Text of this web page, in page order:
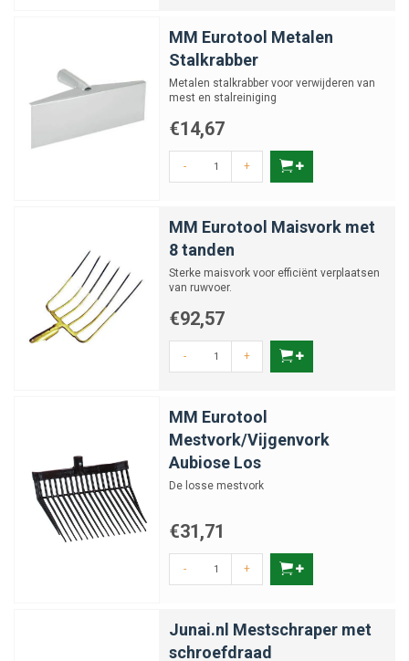
MM Eurotool Metalen
Stalkrabber
Metalen stalkrabber voor verwijderen van
mest en stalreiniging
€14,67
- +
MM Eurotool Maisvork met
8 tanden
Sterke maisvork voor efficiënt verplaatsen
van ruwvoer.
€92,57
- +
MM Eurotool
Mestvork/Vijgenvork
Aubiose Los
De losse mestvork
€31,71
- +
Junai.nl Mestschraper met
schroefdraad